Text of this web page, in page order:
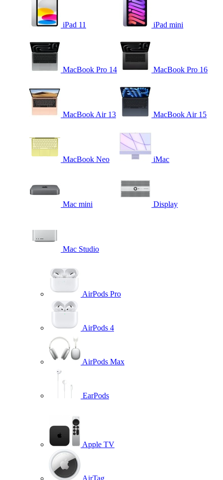
iPad 11 iPad mini
MacBook Pro 14 MacBook Pro 16
MacBook Air 13 MacBook Air 15
MacBook Neo iMac
Mac mini Display
Mac Studio
AirPods Pro
AirPods 4
AirPods Max
EarPods
Apple TV